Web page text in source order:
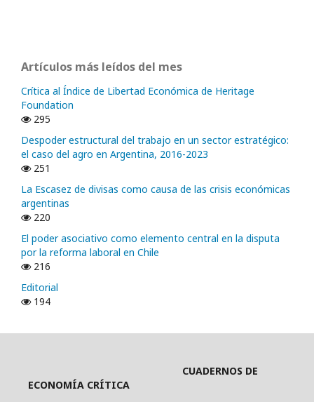
Artículos más leídos del mes
Crítica al Índice de Libertad Económica de Heritage
Foundation
295
Despoder estructural del trabajo en un sector estratégico:
el caso del agro en Argentina, 2016-2023
251
La Escasez de divisas como causa de las crisis económicas
argentinas
220
El poder asociativo como elemento central en la disputa
por la reforma laboral en Chile
216
Editorial
194
CUADERNOS DE
ECONOMÍA CRÍTICA